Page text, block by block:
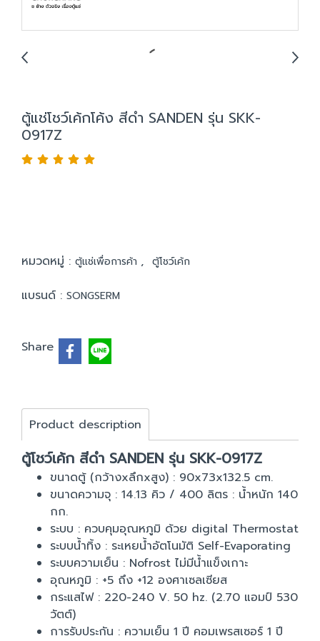
ตู้แช่โชว์เค้กโค้ง สีดำ SANDEN รุ่น SKK-
0917Z
หมวดหมู่ : ตู้แช่เพื่อการค้า , ตู้โชว์เค้ก
แบรนด์ : SONGSERM
Share
Product description
ตู้โชว์เค้ก สีดำ SANDEN รุ่น SKK-0917Z
ขนาดตู้ (กว้างxลึกxสูง) : 90x73x132.5 cm.
ขนาดความจุ : 14.13 คิว / 400 ลิตร : น้ำหนัก 140
กก.
ระบบ : ควบคุมอุณหภูมิ ด้วย digital Thermostat
ระบบน้ำทิ้ง : ระเหยน้ำอัตโนมัติ Self-Evaporating
ระบบความเย็น : Nofrost ไม่มีน้ำแข็งเกาะ
อุณหภูมิ : +5 ถึง +12 องศาเซลเซียส
กระแสไฟ : 220-240 V. 50 hz. (2.70 แอมป์ 530
วัตต์)
การรับประกัน : ความเย็น 1 ปี คอมเพรสเซอร์ 1 ปี